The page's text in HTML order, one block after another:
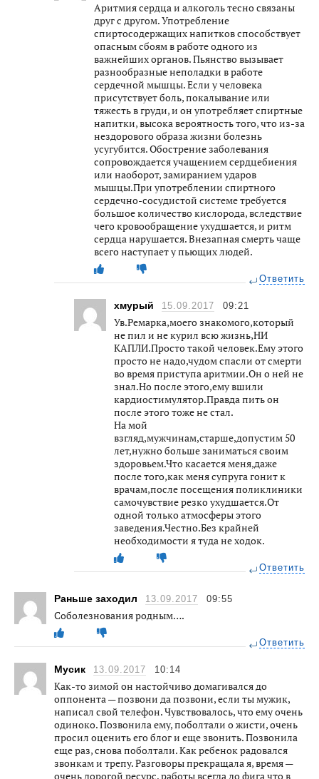
Аритмия сердца и алкоголь тесно связаны
друг с другом. Употребление
спиртосодержащих напитков способствует
опасным сбоям в работе одного из
важнейших органов. Пьянство вызывает
разнообразные неполадки в работе
сердечной мышцы. Если у человека
присутствует боль, покалывание или
тяжесть в груди, и он употребляет спиртные
напитки, высока вероятность того, что из-за
нездорового образа жизни болезнь
усугубится. Обострение заболевания
сопровождается учащением сердцебиения
или наоборот, замиранием ударов
мышцы.При употреблении спиртного
сердечно-сосудистой системе требуется
большое количество кислорода, вследствие
чего кровообращение ухудшается, и ритм
сердца нарушается. Внезапная смерть чаще
всего наступает у пьющих людей.
Ответить
хмурый 15.09.2017 09:21
Ув.Ремарка,моего знакомого,который
не пил и не курил всю жизнь,НИ
КАПЛИ.Просто такой человек.Ему этого
просто не надо,чудом спасли от смерти
во время приступа аритмии.Он о ней не
знал.Но после этого,ему вшили
кардиостимулятор.Правда пить он
после этого тоже не стал.
На мой
взгляд,мужчинам,старше,допустим 50
лет,нужно больше заниматься своим
здоровьем.Что касается меня,даже
после того,как меня супруга гонит к
врачам,после посещения поликлиники
самочувствие резко ухудшается.От
одной только атмосферы этого
заведения.Честно.Без крайней
необходимости я туда не ходок.
Ответить
Раньше заходил 13.09.2017 09:55
Соболезнования родным….
Ответить
Мусик 13.09.2017 10:14
Как-то зимой он настойчиво домагивался до
оппонента — позвони да позвони, если ты мужик,
написал свой телефон. Чувствовалось, что ему очень
одиноко. Позвонила ему, поболтали о жисти, очень
просил оценить его блог и еще звонить. Позвонила
еще раз, снова поболтали. Как ребенок радовался
звонкам и трепу. Разговоры прекращала я, время —
очень дорогой ресурс, работы всегда до фига что в